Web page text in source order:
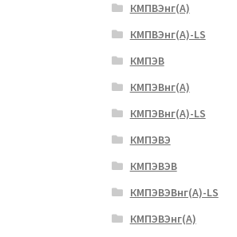
КМПВЭнг(А)
КМПВЭнг(А)-LS
КМПЭВ
КМПЭВнг(А)
КМПЭВнг(А)-LS
КМПЭВЭ
КМПЭВЭВ
КМПЭВЭВнг(А)-LS
КМПЭВЭнг(А)